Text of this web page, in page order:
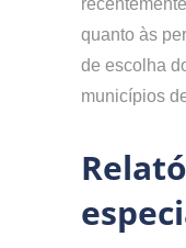
quanto às
de escolha
municípios